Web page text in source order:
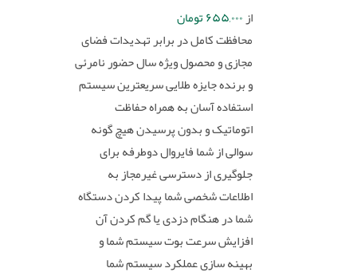
از۶۵۵,۰۰۰تومان
محافظت کامل در برابر تهدیدات فضای
مجازی و محصول ویژه سال حضور نامرئی
و برنده جایزه طلایی سریعترین سیستم
استفاده آسان به همراه حفاظت
اتوماتیک و بدون پرسیدن هیچ گونه
سوالی از شما فایروال دوطرفه برای
جلوگیری از دسترسی غیرمجاز به
اطلاعات شخصی شما پیدا کردن دستگاه
شما در هنگام دزدی یا گم کردن آن
افزایش سرعت بوت سیستم شما و
بهینه سازی عملکرد سیستم شما